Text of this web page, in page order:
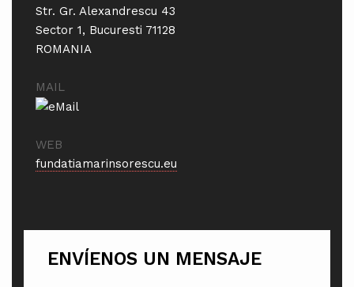
Str. Gr. Alexandrescu 43
Sector 1, Bucuresti 71128
ROMANIA
MAIL
WEB
fundatiamarinsorescu.eu
ENVÍENOS UN MENSAJE